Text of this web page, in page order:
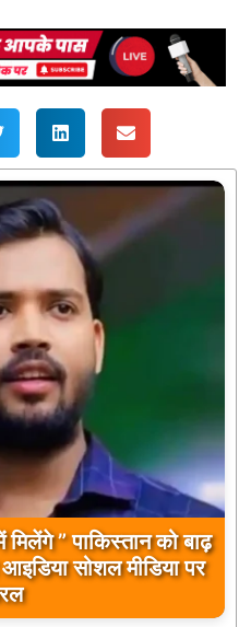
औरभारत को लेकर दिए गए
की कड़ी प्रतिक्रिया